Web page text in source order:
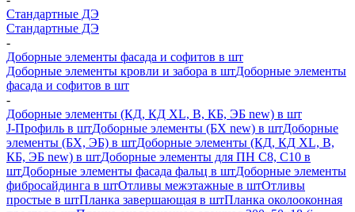
Стандартные ДЭ
Стандартные ДЭ
-
Доборные элементы фасада и софитов в шт
Доборные элементы кровли и забора в штДоборные элементы
фасада и софитов в шт
-
Доборные элементы (КД, КД XL, В, КБ, ЭБ new) в шт
J-Профиль в штДоборные элементы (БХ new) в штДоборные
элементы (БХ, ЭБ) в штДоборные элементы (КД, КД XL, В,
КБ, ЭБ new) в штДоборные элементы для ПН С8, С10 в
штДоборные элементы фасада фальц в штДоборные элементы
фибросайдинга в штОтливы межэтажные в штОтливы
простые в штПланка завершающая в штПланка околооконная